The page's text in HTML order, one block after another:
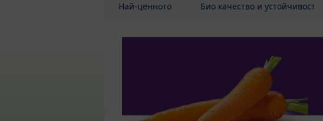
Най-ценното Био качество и устойчивост